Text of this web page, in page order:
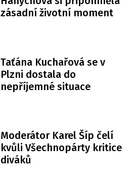
zásadní životní moment
Taťána Kuchařová se v
Plzni dostala do
nepříjemné situace
Moderátor Karel Šíp čelí
kvůli Všechnopárty kritice
diváků